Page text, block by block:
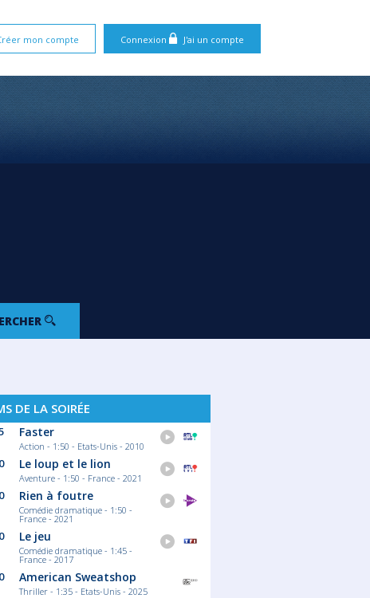
Connexion J'ai un compte
mon compte
DE LA SOIRÉE
Faster
Action - 1:50 - Etats-Unis - 2010
Le loup et le lion
Aventure - 1:50 - France - 2021
Rien à foutre
Comédie dramatique - 1:50 -
France - 2021
Le jeu
Comédie dramatique - 1:45 -
France - 2017
American Sweatshop
Thriller - 1:35 - Etats-Unis - 2025